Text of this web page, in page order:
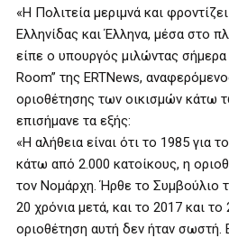
«Η Πολιτεία μεριμνά και
Ελληνίδας και Έλληνα, μέσα στο
είπε ο υπουργός μιλώντας
Room” της ERTNews,
οριοθέτησης των οικισμών κάτω
επισήμανε τα εξής:
«Η αλήθεια είναι ότι το 1985 για
κάτω από 2.000 κατοίκους, η
τον Νομάρχη. Ήρθε το Συμβούλιο
20 χρόνια μετά, και το 2017 και το
οριοθέτηση αυτή δεν ήταν σωστή.